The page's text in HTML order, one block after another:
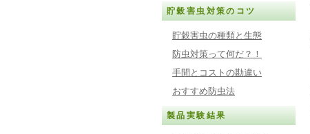
貯穀害虫対策のコツ
貯穀害虫の種類と生態
防虫対策って何だ？！
手間とコストの勘違い
おすすめ防虫法
製品実験結果